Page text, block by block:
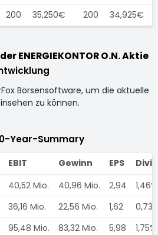
200 35,250€ 200 34,925€
ENERGIEKONTOR O.N. Aktie
Börsensoftware, um die aktuelle
zu können.
Year-Summary
EBIT Gewinn EPS
40,52 Mio. 40,96 Mio. 2,94
1,46%
36,16 Mio. 22,56 Mio. 1,62
95,48 Mio. 83,32 Mio. 5,98
1,75%